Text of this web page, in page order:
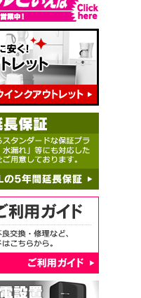
4H
ープ 単3形 4本パッ
ン...